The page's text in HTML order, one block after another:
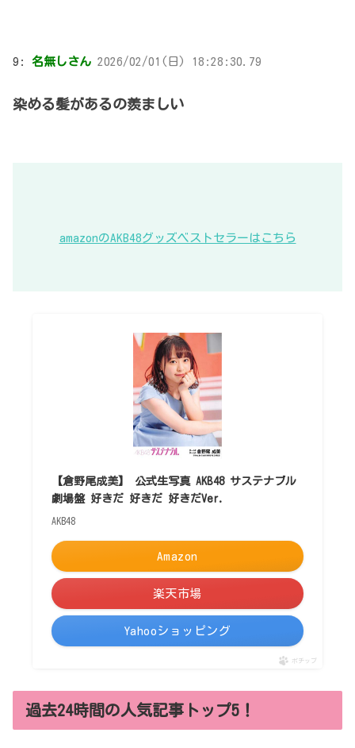
9: 名無しさん 2026/02/01(日) 18:28:30.79
染める髪があるの羨ましい
amazonのAKB48グッズベストセラーはこちら
【倉野尾成美】 公式生写真 AKB48 サステナブル
劇場盤 好きだ 好きだ 好きだVer.
AKB48
Amazon
楽天市場
Yahooショッピング
ポチップ
過去24時間の人気記事トップ5！